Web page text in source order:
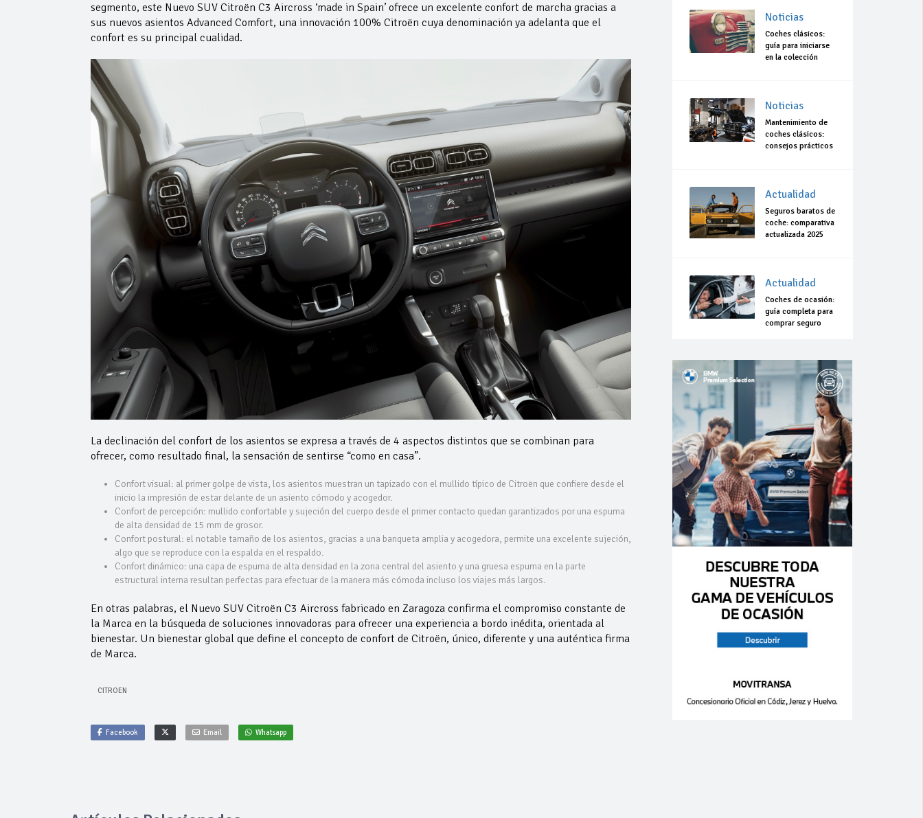
segmento, este Nuevo SUV Citroën C3 Aircross ‘made in Spain’ ofrece un excelente confort de marcha gracias a
sus nuevos asientos Advanced Comfort, una innovación 100% Citroën cuya denominación ya adelanta que el
confort es su principal cualidad.
La declinación del confort de los asientos se expresa a través de 4 aspectos distintos que se combinan para
ofrecer, como resultado final, la sensación de sentirse “como en casa”.
Confort visual: al primer golpe de vista, los asientos muestran un tapizado con el mullido típico de Citroën que confiere desde el
inicio la impresión de estar delante de un asiento cómodo y acogedor.
Confort de percepción: mullido confortable y sujeción del cuerpo desde el primer contacto quedan garantizados por una espuma
de alta densidad de 15 mm de grosor.
Confort postural: el notable tamaño de los asientos, gracias a una banqueta amplia y acogedora, permite una excelente sujeción,
algo que se reproduce con la espalda en el respaldo.
Confort dinámico: una capa de espuma de alta densidad en la zona central del asiento y una gruesa espuma en la parte
estructural interna resultan perfectas para efectuar de la manera más cómoda incluso los viajes más largos.
En otras palabras, el Nuevo SUV Citroën C3 Aircross fabricado en Zaragoza confirma el compromiso constante de
la Marca en la búsqueda de soluciones innovadoras para ofrecer una experiencia a bordo inédita, orientada al
bienestar. Un bienestar global que define el concepto de confort de Citroën, único, diferente y una auténtica firma
de Marca.
CITROEN
Facebook Email Whatsapp
Noticias
Coches clásicos:
guía para iniciarse
en la colección
Noticias
Mantenimiento de
coches clásicos:
consejos prácticos
Actualidad
Seguros baratos de
coche: comparativa
actualizada 2025
Actualidad
Coches de ocasión:
guía completa para
comprar seguro